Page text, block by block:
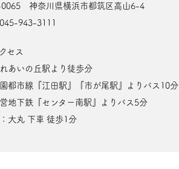
0065 神奈川県横浜市都筑区高山6-4
943-3111
セス
あいの丘駅より徒歩分
都市線『江田駅』『市が尾駅』よりバス10分
地下鉄『センター南駅』よりバス5分
大丸 下車 徒歩1分